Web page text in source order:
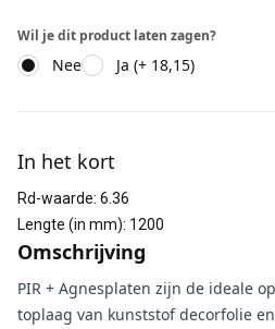
Wil je dit product laten zagen?
Nee Ja (+ 18,15)
In het kort
Rd-waarde: 6.36
Lengte (in mm): 1200
Omschrijving
PIR + Agnesplaten zijn de ideale
toplaag van kunststof decorfolie